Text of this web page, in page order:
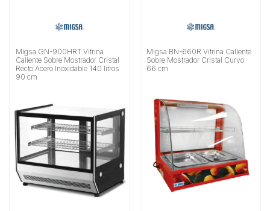
Migsa GN-900HRT Vitrina
Caliente Sobre Mostrador Cristal
Recto Acero Inoxidable 140 litros
90 cm
Migsa BN-660R Vitrina Caliente
Sobre Mostrador Cristal Curvo
66 cm